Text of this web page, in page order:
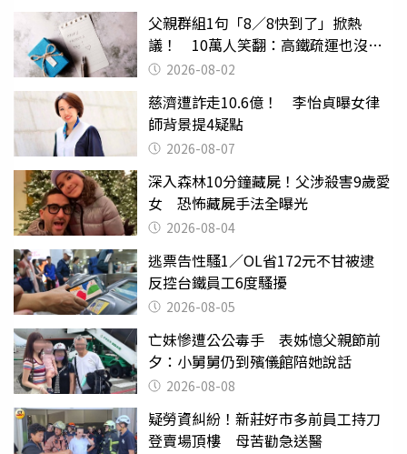
父親群組1句「8／8快到了」掀熱
議！ 10萬人笑翻：高鐵疏運也沒列
父親節
2026-08-02
慈濟遭詐走10.6億！ 李怡貞曝女律
師背景提4疑點
2026-08-07
深入森林10分鐘藏屍！父涉殺害9歲愛
女 恐怖藏屍手法全曝光
2026-08-04
逃票告性騷1／OL省172元不甘被逮
反控台鐵員工6度騷擾
2026-08-05
亡妹慘遭公公毒手 表姊憶父親節前
夕：小舅舅仍到殯儀館陪她說話
2026-08-08
疑勞資糾紛！新莊好市多前員工持刀
登賣場頂樓 母苦勸急送醫